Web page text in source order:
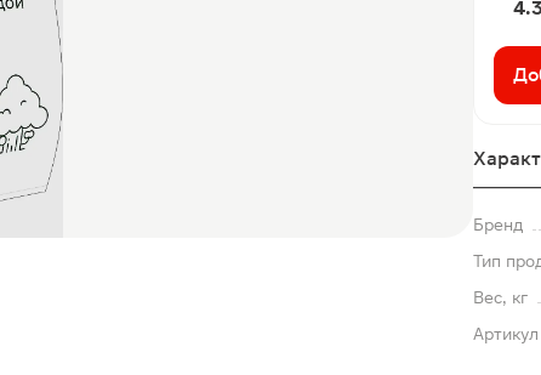
Бренд
Тип
Вес, кг
Артикул